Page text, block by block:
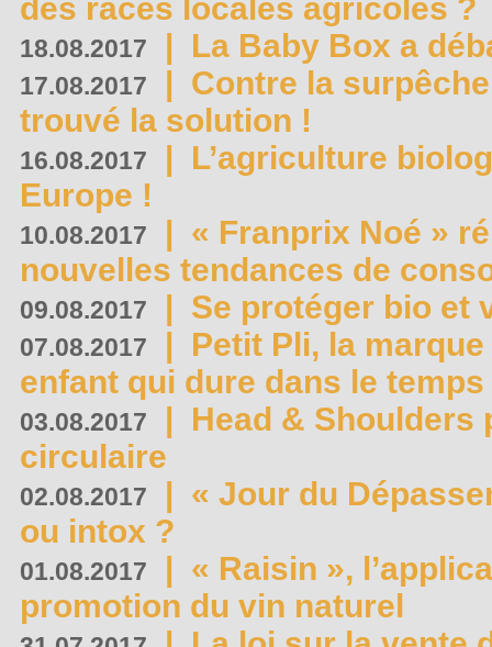
des races locales agricoles ?
18.08.2017 | La Baby Box a
17.08.2017 | Contre la
trouvé la solution !
16.08.2017 | L’agriculture
Europe !
10.08.2017 | « Franprix Noé »
nouvelles tendances de
09.08.2017 | Se protéger bio et
07.08.2017 | Petit Pli, la
enfant qui dure dans le temps
03.08.2017 | Head & Shoulders
circulaire
02.08.2017 | « Jour du
ou intox ?
01.08.2017 | « Raisin »,
promotion du vin naturel